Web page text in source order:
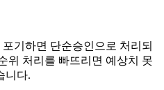
기하면 단순승인으로 처리되
위 처리를 빠뜨리면 예상치 못
니다.